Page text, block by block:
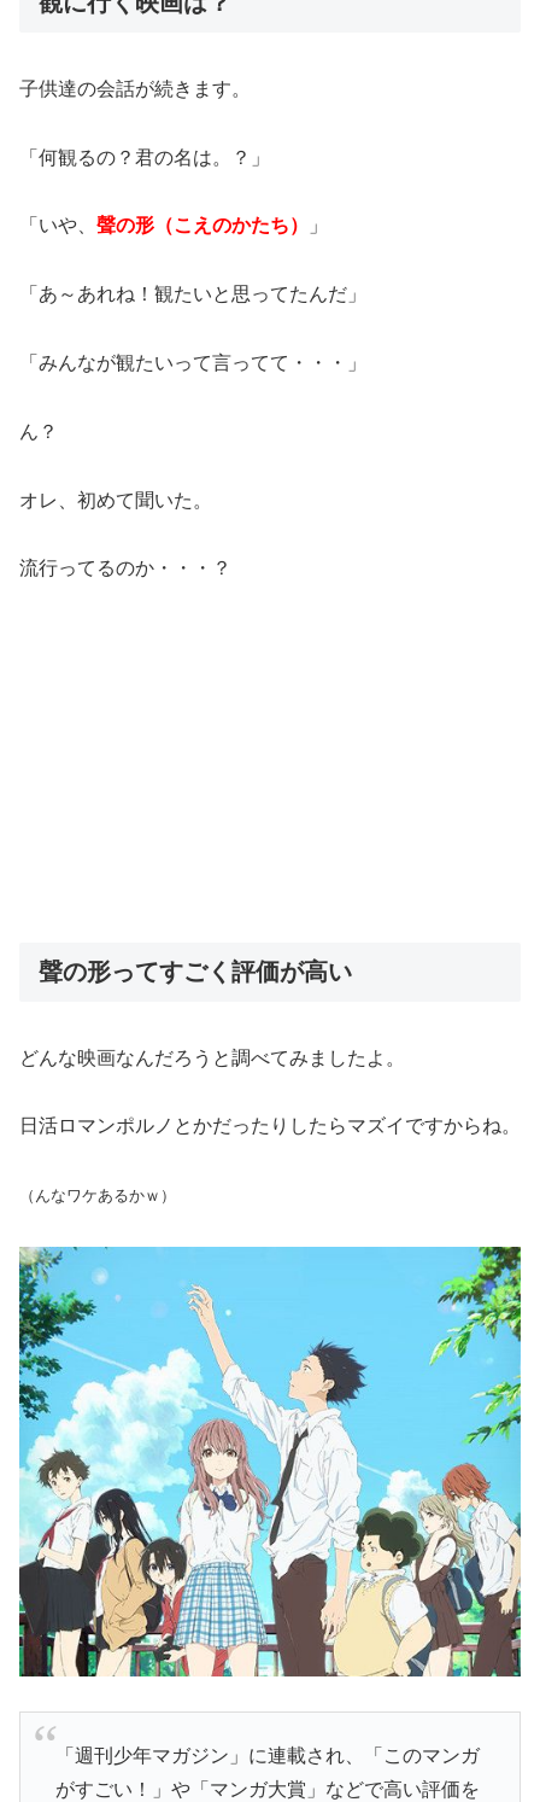
子供達の会話が続きます。
「何観るの？君の名は。？」
「いや、 聲の形（こえのかたち） 」
「あ～あれね！観たいと思ってたんだ」
「みんなが観たいって言ってて・・・」
ん？
オレ、初めて聞いた。
流行ってるのか・・・？
聲の形ってすごく評価が高い
どんな映画なんだろうと調べてみましたよ。
日活ロマンポルノとかだったりしたらマズイですからね。
（んなワケあるかｗ）
「週刊少年マガジン」に連載され、「このマンガ
がすごい！」や「マンガ大賞」などで高い評価を